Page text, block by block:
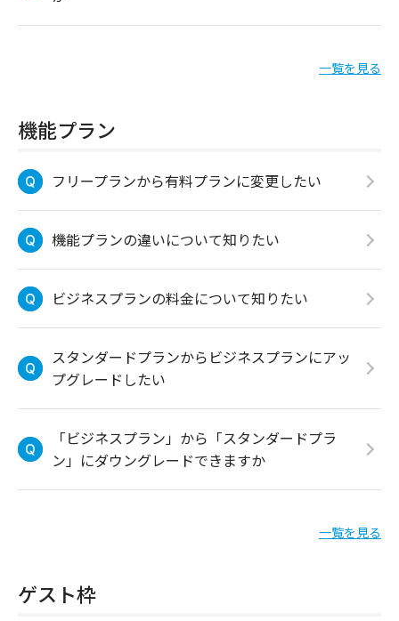
一覧を見る
機能プラン
フリープランから有料プランに変更したい
機能プランの違いについて知りたい
ビジネスプランの料金について知りたい
スタンダードプランからビジネスプランにアッ
プグレードしたい
「ビジネスプラン」から「スタンダードプラ
ン」にダウングレードできますか
一覧を見る
ゲスト枠